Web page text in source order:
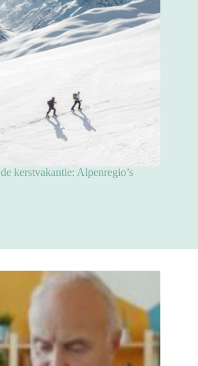
kerstvakantie: Alpenregio’s